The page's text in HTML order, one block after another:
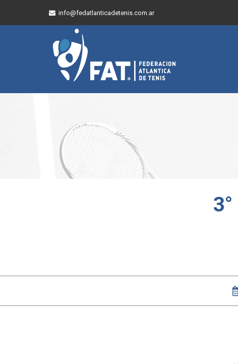
info@fedatlanticadetenis.com.ar